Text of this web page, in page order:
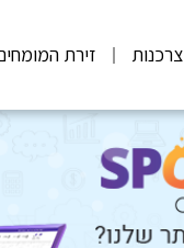
צרכנות זירת